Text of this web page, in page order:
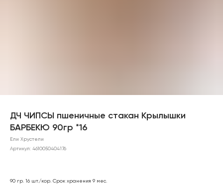
ДЧ ЧИПСЫ пшеничные стакан Крылышки
БАРБЕКЮ 90гр *16
Ели Хрустели
Артикул: 4610050404176
90 гр. 16 шт./кор. Срок хранения 9 мес.